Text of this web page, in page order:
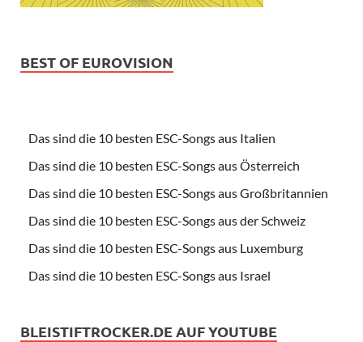
BEST OF EUROVISION
Das sind die 10 besten ESC-Songs aus Italien
Das sind die 10 besten ESC-Songs aus Österreich
Das sind die 10 besten ESC-Songs aus Großbritannien
Das sind die 10 besten ESC-Songs aus der Schweiz
Das sind die 10 besten ESC-Songs aus Luxemburg
Das sind die 10 besten ESC-Songs aus Israel
BLEISTIFTROCKER.DE AUF YOUTUBE